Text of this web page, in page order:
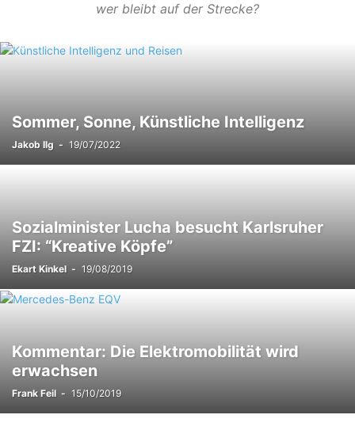
wer bleibt auf der Strecke?
Sommer, Sonne, Künstliche Intelligenz
Jakob Ilg - 19/07/2022
Sozialminister Lucha besucht Karlsruher
FZI: “Kreative Köpfe”
Ekart Kinkel - 19/08/2019
Kommentar: Die Elektromobilität wird
erwachsen
Frank Feil - 15/10/2019